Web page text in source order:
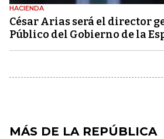
HACIENDA
César Arias será el director
Público del Gobierno de la
MÁS DE LA REPÚBLICA